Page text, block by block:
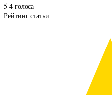
5 4 голоса
Рейтинг статьи